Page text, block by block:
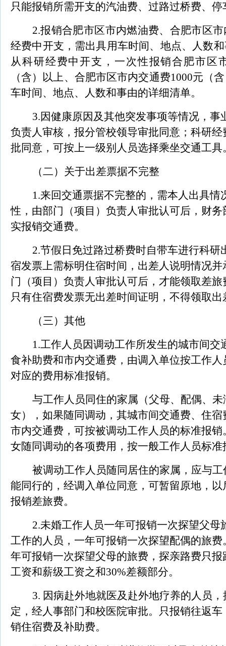
只能报销所需开支的汽油费、过路过桥费、停
2.报销合肥市区市内燃油费、合肥市区
经费中开支，需出具用车时间、地点、人数
从科研经费中开支，一次性报销合肥市区
（含）以上、合肥市区市内交通费1000元（
车时间、地点、人数和事由的详细清单。
3.因健康原因及其他突发事项等情况，事
负责人审核，报分管校领导审批同意；科研
批同意，可按上一级别人员选择乘坐交通工具
（二）关于出差票据不完整
1.来回交通票据不完整的，需本人出具情
性，由部门（项目）负责人审批认可后，财
实报销交通费。
2.节假日免过路过桥费时自带车进行科研
宿发票上需标明住宿时间，出差人说明情况
门（项目）负责人审批认可后，才能领取差
只有住宿费发票无出差时间证明，不得领取出
（三）其他
1.工作人员因调动工作所发生的城市间交
食补助费和市内交通费，由调入单位按工作
对应的费用标准报销。
与工作人员同住的家属（父母、配偶、未
女），如果随同调动，其城市间交通费、住
市内交通费，可按被调动工作人员的标准报
女随同调动的各项费用，按一般工作人员标准
被调动工作人员随同居住的家属，应与
能同行的，经调入单位同意，可暂留原地，
报销差旅费。
2.未婚工作人员一年可报销一次探望父母
工作的人员，一年可报销一次探望配偶的旅
年可报销一次探望父母的旅费，探亲路费只
工资和薪级工资之和30%差额部分。
3. 因病赴外地就医及赴外地疗养的人员
定，经人事部门和校医院审批。只报销往返
销住宿费及补助费。